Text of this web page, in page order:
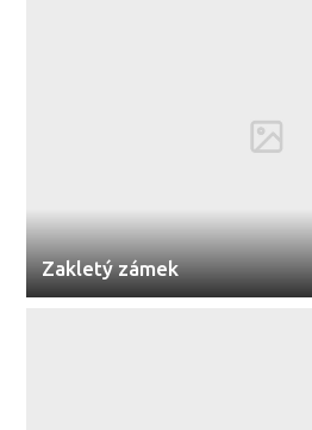
Zakletý zámek